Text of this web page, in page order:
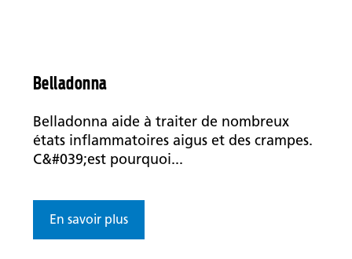
Belladonna
Belladonna aide à traiter de nombreux
états inflammatoires aigus et des crampes.
C&#039;est pourquoi...
En savoir plus